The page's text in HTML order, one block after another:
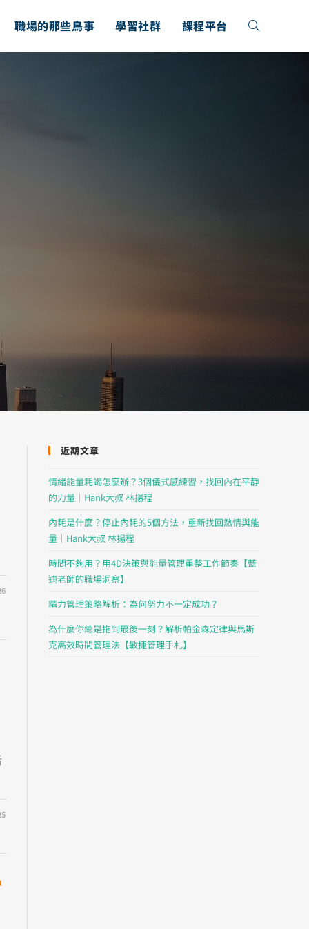
職場的那些鳥事 學習社群 課程平台
近期文章
情緒能量耗竭怎麼辦？3個儀式感練習，找回內在平靜
的力量｜Hank大叔 林揚程
內耗是什麼？停止內耗的5個方法，重新找回熱情與能
量｜Hank大叔 林揚程
時間不夠用？用4D決策與能量管理重整工作節奏【藍
迪老師的職場洞察】
精力管理策略解析：為何努力不一定成功？
為什麼你總是拖到最後一刻？解析帕金森定律與馬斯
克高效時間管理法【敏捷管理手札】